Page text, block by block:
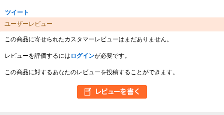
ツイート
ユーザーレビュー
この商品に寄せられたカスタマーレビューはまだありません。
レビューを評価するには ログインが必要です。
この商品に対するあなたのレビューを投稿することができます。